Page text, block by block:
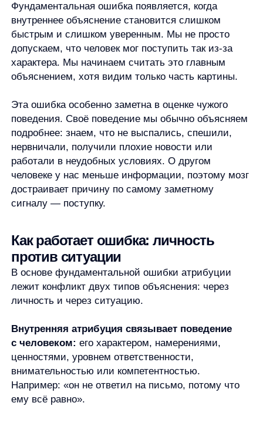
Как работает ошибка: личность
против ситуации
В основе фундаментальной ошибки атрибуции
лежит конфликт двух типов объяснения: через
личность и через ситуацию.
Внутренняя атрибуция связывает поведение
с человеком:
его характером, намерениями,
ценностями, уровнем ответственности,
внимательностью или компетентностью.
Например: «он не ответил на письмо, потому что
ему всё равно».
Внешняя атрибуция связывает поведение
дедлайнами, ограничениями, случайностью,
информацией. Например: «он не ответил
на письмо, потому что был на встречах, не видел
уведомление или ждал уточнений».
Ошибка возникает не потому, что внутреннее
объяснение всегда неверно. Иногда оно
действительно ближе к реальности. Проблема
не проверив внешние причины.
Такой механизм экономит усилия. Чтобы
и удержаться от быстрого вывода. Мозгу проще
построить короткую цепочку: человек сделал X,